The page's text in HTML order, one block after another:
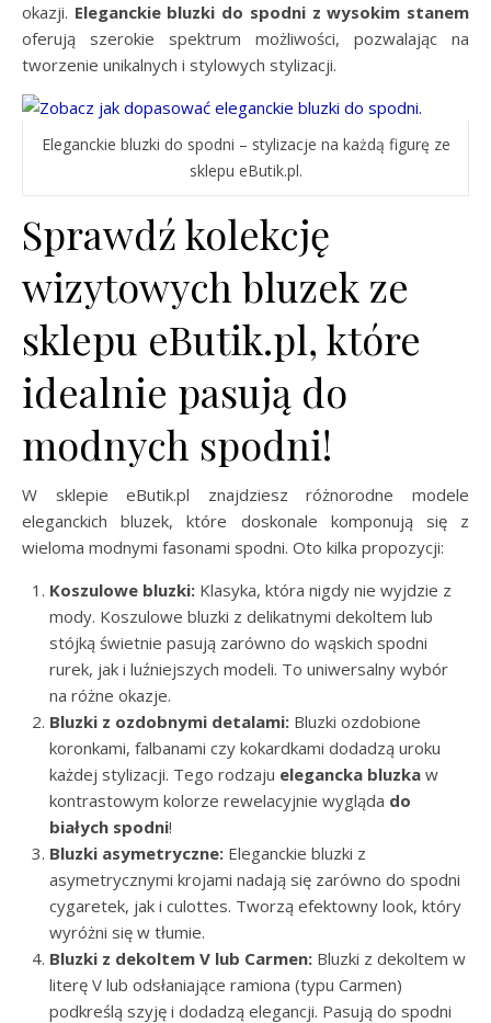
okazji. Eleganckie bluzki do spodni z wysokim stanem
oferują szerokie spektrum możliwości, pozwalając na
tworzenie unikalnych i stylowych stylizacji.
Eleganckie bluzki do spodni – stylizacje na każdą figurę ze
sklepu eButik.pl.
Sprawdź kolekcję
wizytowych bluzek ze
sklepu eButik.pl, które
idealnie pasują do
modnych spodni!
W sklepie eButik.pl znajdziesz różnorodne modele
eleganckich bluzek, które doskonale komponują się z
wieloma modnymi fasonami spodni. Oto kilka propozycji:
Koszulowe bluzki: Klasyka, która nigdy nie wyjdzie z
mody. Koszulowe bluzki z delikatnymi dekoltem lub
stójką świetnie pasują zarówno do wąskich spodni
rurek, jak i luźniejszych modeli. To uniwersalny wybór
na różne okazje.
Bluzki z ozdobnymi detalami: Bluzki ozdobione
koronkami, falbanami czy kokardkami dodadzą uroku
każdej stylizacji. Tego rodzaju elegancka bluzka w
kontrastowym kolorze rewelacyjnie wygląda do
białych spodni!
Bluzki asymetryczne: Eleganckie bluzki z
asymetrycznymi krojami nadają się zarówno do spodni
cygaretek, jak i culottes. Tworzą efektowny look, który
wyróżni się w tłumie.
Bluzki z dekoltem V lub Carmen: Bluzki z dekoltem w
literę V lub odsłaniające ramiona (typu Carmen)
podkreślą szyję i dodadzą elegancji. Pasują do spodni